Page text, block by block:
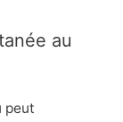
au
peut